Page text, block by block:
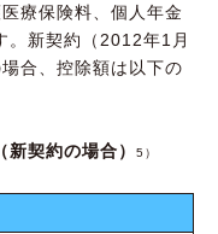
療保険料、個人年金
。新契約（2012年1月
合、控除額は以下の
契約の場合） 5）